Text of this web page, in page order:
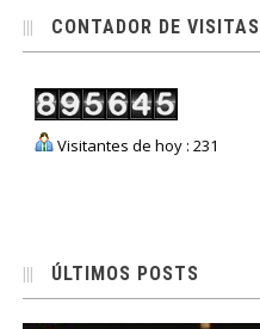
CONTADOR DE VISITAS
Visitantes de hoy : 231
ÚLTIMOS POSTS